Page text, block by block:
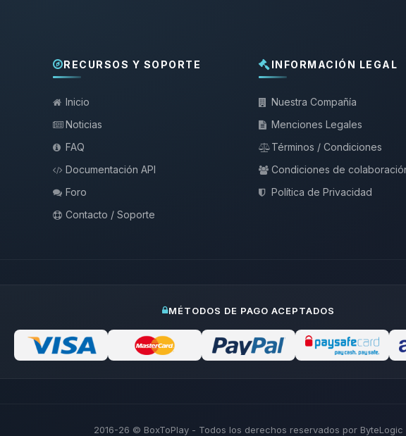
RECURSOS Y SOPORTE
Inicio
Noticias
FAQ
Documentación API
Foro
Contacto / Soporte
INFORMACIÓN LEGAL
Nuestra Compañía
Menciones Legales
Términos / Condiciones
Condiciones de
Política de Privacidad
MÉTODOS DE PAGO ACEPTADOS
2016-26 © BoxToPlay - Todos los derechos reservados por ByteLogic